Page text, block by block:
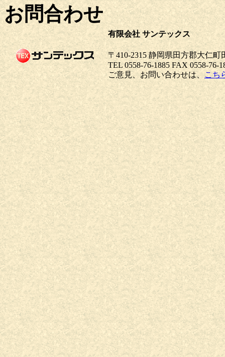
お問合わせ
有限会社 サンテックス
〒410-2315 静岡県田方郡大仁町
TEL 0558-76-1885 FAX 0558-76-
ご意見、お問い合わせは、 こち